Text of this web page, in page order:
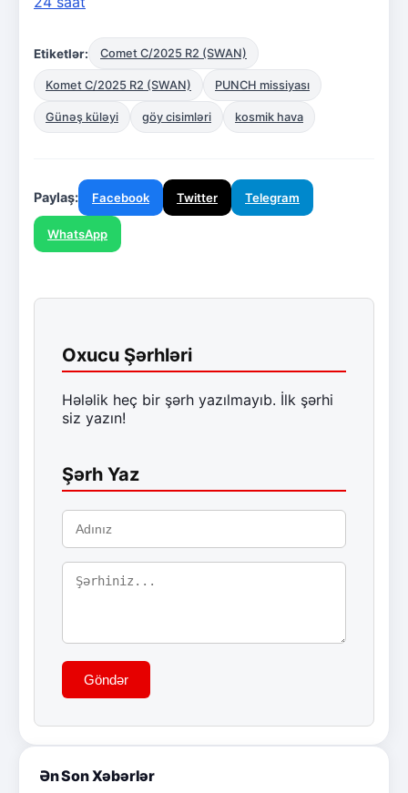
Etiketlər: Comet C/2025 R2 (SWAN)
Komet C/2025 R2 (SWAN) PUNCH missiyası
Günəş küləyi göy cisimləri kosmik hava
Paylaş: Facebook Twitter Telegram
WhatsApp
Oxucu Şərhləri
Hələlik heç bir şərh yazılmayıb. İlk şərhi
siz yazın!
Şərh Yaz
Göndər
Ən Son Xəbərlər